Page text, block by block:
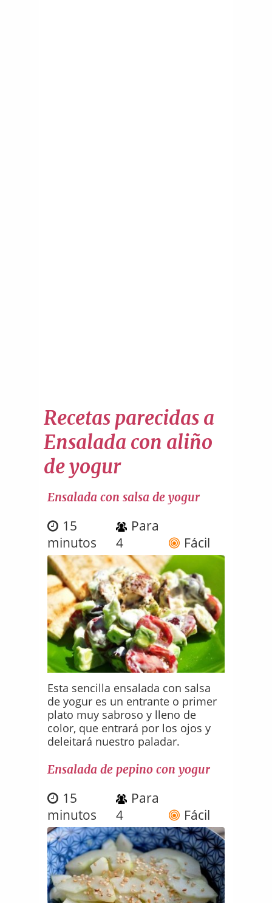
Recetas parecidas a
Ensalada con aliño
de yogur
Ensalada con salsa de yogur
15
minutos
Para
4
Fácil
Esta sencilla ensalada con salsa
de yogur es un entrante o primer
plato muy sabroso y lleno de
color, que entrará por los ojos y
deleitará nuestro paladar.
Ensalada de pepino con yogur
15
minutos
Para
4
Fácil